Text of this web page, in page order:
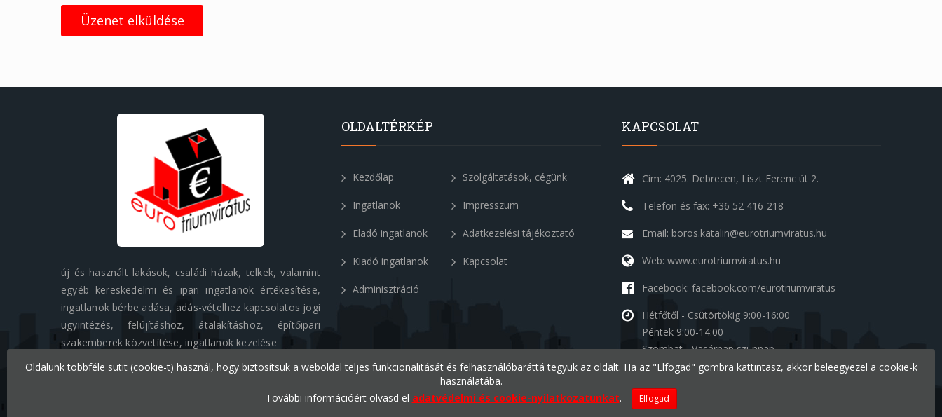
Üzenet elküldése
új és használt lakások, családi házak, telkek, valamint
egyéb kereskedelmi és ipari ingatlanok értékesítése,
ingatlanok bérbe adása, adás-vételhez kapcsolatos jogi
ügyintézés, felújításhoz, átalakításhoz, építőipari
szakemberek közvetítése, ingatlanok kezelése
OLDALTÉRKÉP
Kezdőlap
Ingatlanok
Eladó ingatlanok
Kiadó ingatlanok
Adminisztráció
Szolgáltatások, cégünk
Impresszum
Adatkezelési tájékoztató
Kapcsolat
KAPCSOLAT
Cím: 4025. Debrecen, Liszt Ferenc út 2.
Telefon és fax: +36 52 416-218
Email: boros.katalin@eurotriumviratus.hu
Web: www.eurotriumviratus.hu
Facebook: facebook.com/eurotriumviratus
Hétfőtől - Csütörtökig 9:00-16:00
Péntek 9:00-14:00
Szombat - Vasárnapszünnap
Minden jog fenntartva © 2026 Eurotriumvirátus Kft. v1.2 Készítette:
Oldalunk többféle sütit (cookie-t) használ, hogy biztosítsuk a weboldal teljes funkcionalitását és felhasználóbaráttá tegyük az oldalt. Ha az "Elfogad" gombra kattintasz, akkor beleegyezel a cookie-k
használatába.
További információért olvasd el adatvédelmi és cookie-nyilatkozatunkat. Elfogad